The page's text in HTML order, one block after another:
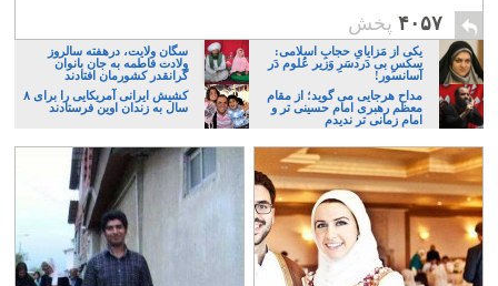
۴۰۵۷ پخش
یکی از مَزایایِ حجابِ اسلامی:
سکسِ بی دَردسَرِ وَزیر عُلوم دَر
آسانسور!
سگان ولایت، درهفته سالروز
ولادت فاطمه به جان بانوان
گرانقدر کشورمان افتادند
مداح هرجایی می گوید؛ از مقام
معظم رهبری امام حسینی تر و
امام زمانی تر ندیدم
کشیش ایرانی آمریکایی را برای ۸
سال به زندان اوین فرستادند